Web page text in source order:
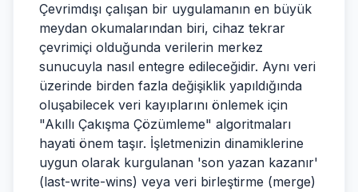
Çevrimdışı çalışan bir uygulamanın en büyük
meydan okumalarından biri, cihaz tekrar
çevrimiçi olduğunda verilerin merkez
sunucuyla nasıl entegre edileceğidir. Aynı veri
üzerinde birden fazla değişiklik yapıldığında
oluşabilecek veri kayıplarını önlemek için
"Akıllı Çakışma Çözümleme" algoritmaları
hayati önem taşır. İşletmenizin dinamiklerine
uygun olarak kurgulanan 'son yazan kazanır'
(last-write-wins) veya veri birleştirme (merge)